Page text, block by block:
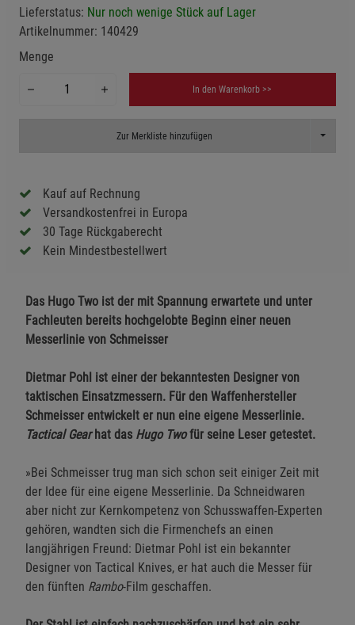
Lieferstatus: Nur noch wenige Stück auf Lager
Artikelnummer: 140429
Menge
In den Warenkorb >>
Zur Merkliste hinzufügen Toggle
Kauf auf Rechnung
Versandkostenfrei in Europa
30 Tage Rückgaberecht
Kein Mindestbestellwert
Das Hugo Two ist der mit Spannung erwartete und unter
Fachleuten bereits hochgelobte Beginn einer neuen
Messerlinie von Schmeisser
Dietmar Pohl ist einer der bekanntesten Designer von
taktischen Einsatzmessern. Für den Waffenhersteller
Schmeisser entwickelt er nun eine eigene Messerlinie.
Tactical Gearhat das Hugo Twofür seine Leser getestet.
»Bei Schmeisser trug man sich schon seit einiger Zeit mit
der Idee für eine eigene Messerlinie. Da Schneidwaren
aber nicht zur Kernkompetenz von Schusswaffen-Experten
gehören, wandten sich die Firmenchefs an einen
langjährigen Freund: Dietmar Pohl ist ein bekannter
Designer von Tactical Knives, er hat auch die Messer für
den fünften Rambo-Film geschaffen.